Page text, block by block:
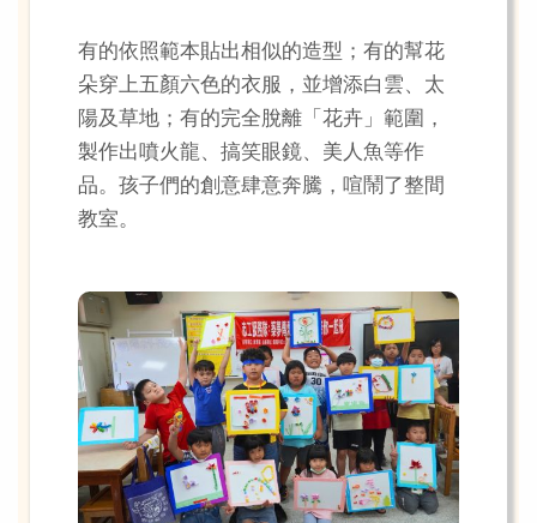
有的依照範本貼出相似的造型；有的幫花
朵穿上五顏六色的衣服，並增添白雲、太
陽及草地；有的完全脫離「花卉」範圍，
製作出噴火龍、搞笑眼鏡、美人魚等作
品。孩子們的創意肆意奔騰，喧鬧了整間
教室。